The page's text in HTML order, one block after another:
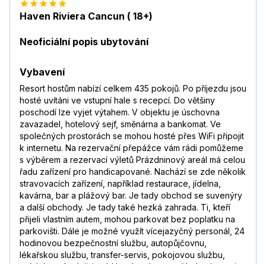
Haven Riviera Cancun ( 18+)
Neoficiální popis ubytování
Vybavení
Resort hostům nabízí celkem 435 pokojů. Po příjezdu jsou
hosté uvítáni ve vstupní hale s recepcí. Do většiny
poschodí lze vyjet výtahem. V objektu je úschovna
zavazadel, hotelový sejf, směnárna a bankomat. Ve
společných prostorách se mohou hosté přes WiFi připojit
k internetu. Na rezervační přepážce vám rádi pomůžeme
s výběrem a rezervací výletů Prázdninový areál má celou
řadu zařízení pro handicapované. Nachází se zde několik
stravovacích zařízení, například restaurace, jídelna,
kavárna, bar a plážový bar. Je tady obchod se suvenýry
a další obchody. Je tady také hezká zahrada. Ti, kteří
přijeli vlastním autem, mohou parkovat bez poplatku na
parkovišti. Dále je možné využít vícejazyčný personál, 24
hodinovou bezpečnostní službu, autopůjčovnu,
lékařskou službu, transfer-servis, pokojovou službu,